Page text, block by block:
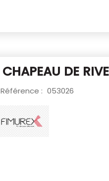
CHAPEAU DE
Référence : 053026